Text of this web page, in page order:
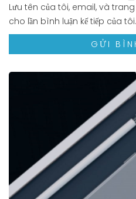
Lưu tên của tôi, email, và
cho lần bình luận kế tiếp của tôi.